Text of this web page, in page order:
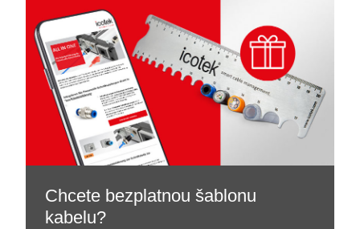
Chcete bezplatnou šablonu
kabelu?